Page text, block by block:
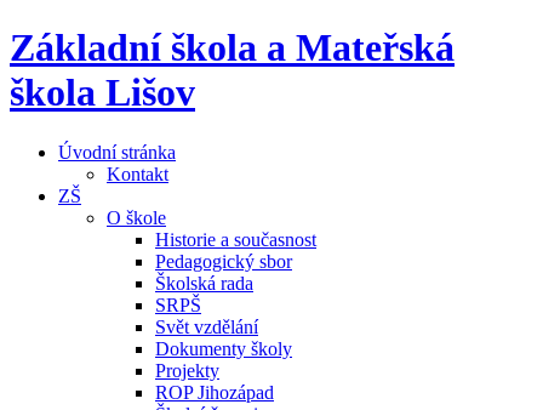
Základní škola a Mateřská
škola Lišov
Úvodní stránka
Kontakt
ZŠ
O škole
Historie a současnost
Pedagogický sbor
Školská rada
SRPŠ
Svět vzdělání
Dokumenty školy
Projekty
ROP Jihozápad